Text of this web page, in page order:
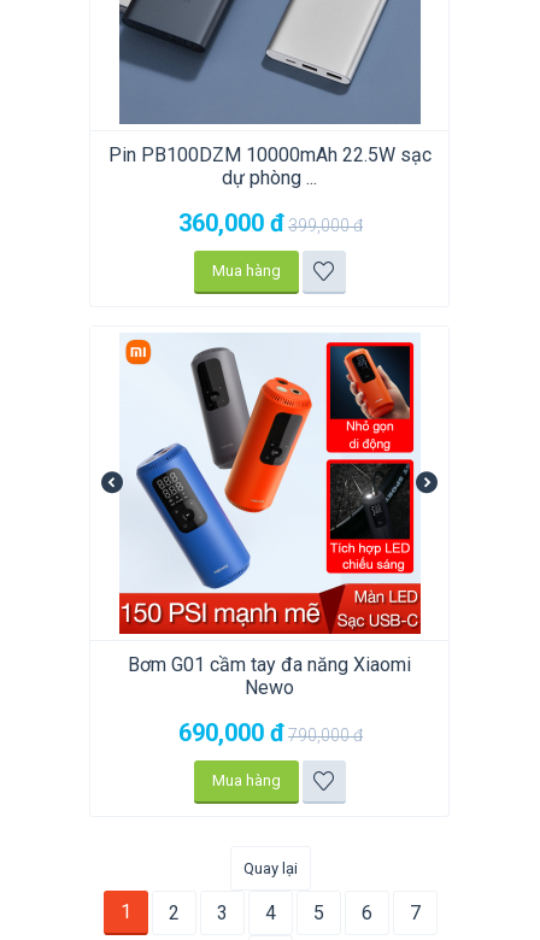
Pin PB100DZM 10000mAh 22.5W sạc
dự phòng ...
360,000 đ399,000đ
Mua hàng
Bơm G01 cầm tay đa năng Xiaomi
Newo
690,000 đ790,000đ
Mua hàng
Quay lại
1 2 3 4 5 6
7